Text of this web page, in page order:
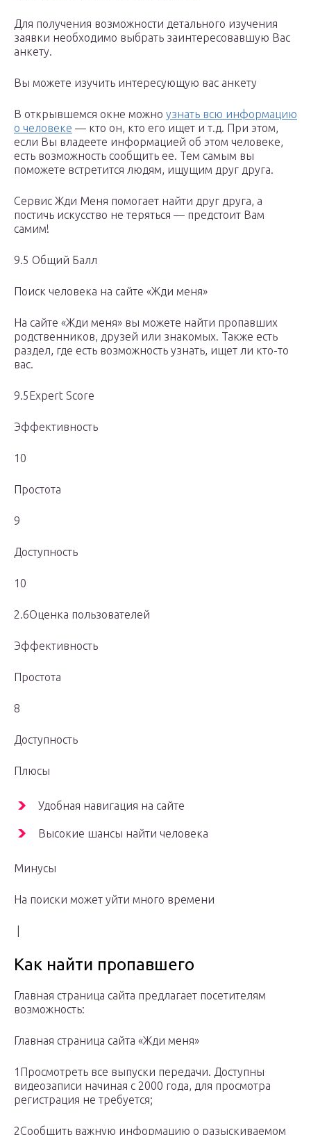
Для получения возможности детального изучения
заявки необходимо выбрать заинтересовавшую Вас
анкету.
Вы можете изучить интересующую вас анкету
В открывшемся окне можно узнать всю информацию
о человеке — кто он, кто его ищет и т.д. При этом,
если Вы владеете информацией об этом человеке,
есть возможность сообщить ее. Тем самым вы
поможете встретится людям, ищущим друг друга.
Сервис Жди Меня помогает найти друг друга, а
постичь искусство не теряться — предстоит Вам
самим!
9.5 Общий Балл
Поиск человека на сайте «Жди меня»
На сайте «Жди меня» вы можете найти пропавших
родственников, друзей или знакомых. Также есть
раздел, где есть возможность узнать, ищет ли кто-то
вас.
9.5Expert Score
Эффективность
10
Простота
9
Доступность
10
2.6Оценка пользователей
Эффективность
Простота
8
Доступность
Плюсы
Удобная навигация на сайте
Высокие шансы найти человека
Минусы
На поиски может уйти много времени
Как найти пропавшего
Главная страница сайта предлагает посетителям
возможность:
Главная страница сайта «Жди меня»
1Просмотреть все выпуски передачи. Доступны
видеозаписи начиная с 2000 года, для просмотра
регистрация не требуется;
2Сообщить важную информацию о разыскиваемом